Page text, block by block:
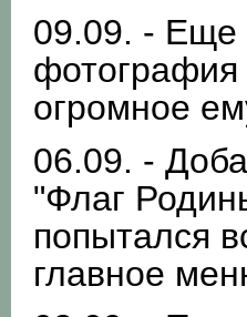
09.09. - Еще
фотография
огромное
06.09. -
"Флаг
попытался
главное